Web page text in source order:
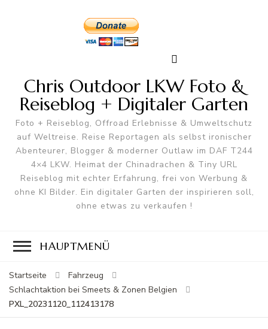
Chris Outdoor LKW Foto &
Reiseblog + Digitaler Garten
Foto + Reiseblog, Offroad Erlebnisse & Umweltschutz
auf Weltreise. Reise Reportagen als selbst ironischer
Abenteurer, Blogger & moderner Outlaw im DAF T244
4×4 LKW. Heimat der Chinadrachen & Tiny URL
Reiseblog mit echter Erfahrung, frei von Werbung &
ohne KI Bilder. Ein digitaler Garten der inspirieren soll,
ohne etwas zu verkaufen !
HAUPTMENÜ
Startseite
Fahrzeug
Schlachtaktion bei Smeets & Zonen Belgien
PXL_20231120_112413178